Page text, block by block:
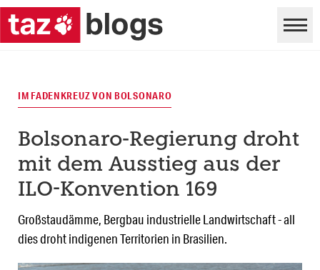
IM FADENKREUZ VON BOLSONARO
Bolsonaro-Regierung droht
mit dem Ausstieg aus der
ILO-Konvention 169
Großstaudämme, Bergbau industrielle Landwirtschaft - all
dies droht indigenen Territorien in Brasilien.